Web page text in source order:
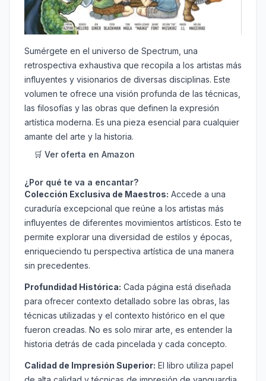
Sumérgete en el universo de Spectrum, una
retrospectiva exhaustiva que recopila a los artistas más
influyentes y visionarios de diversas disciplinas. Este
volumen te ofrece una visión profunda de las técnicas,
las filosofías y las obras que definen la expresión
artística moderna. Es una pieza esencial para cualquier
amante del arte y la historia.
🛒 Ver oferta en Amazon
¿Por qué te va a encantar?
Colección Exclusiva de Maestros: Accede a una
curaduría excepcional que reúne a los artistas más
influyentes de diferentes movimientos artísticos. Esto te
permite explorar una diversidad de estilos y épocas,
enriqueciendo tu perspectiva artística de una manera
sin precedentes.
Profundidad Histórica: Cada página está diseñada
para ofrecer contexto detallado sobre las obras, las
técnicas utilizadas y el contexto histórico en el que
fueron creadas. No es solo mirar arte, es entender la
historia detrás de cada pincelada y cada concepto.
Calidad de Impresión Superior: El libro utiliza papel